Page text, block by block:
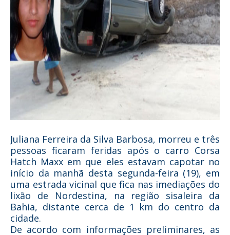
Juliana Ferreira da Silva Barbosa, morreu e três
pessoas ficaram feridas após o carro Corsa
Hatch Maxx em que eles estavam capotar no
início da manhã desta segunda-feira (19), em
uma estrada vicinal que fica nas imediações do
lixão de Nordestina, na região sisaleira da
Bahia, distante cerca de 1 km do centro da
cidade.
De acordo com informações preliminares, as